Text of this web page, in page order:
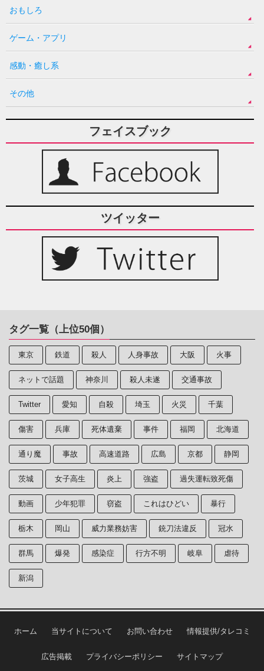
おもしろ
ゲーム・アプリ
感動・癒し系
その他
フェイスブック
ツイッター
タグ一覧（上位50個）
東京 鉄道 殺人 人身事故 大阪 火事
ネットで話題 神奈川 殺人未遂 交通事故
Twitter 愛知 自殺 埼玉 火災 千葉
傷害 兵庫 死体遺棄 事件 福岡 北海道
通り魔 事故 高速道路 広島 京都 静岡
茨城 女子高生 炎上 強盗 過失運転致死傷
動画 少年犯罪 窃盗 これはひどい 暴行
栃木 岡山 威力業務妨害 銃刀法違反 冠水
群馬 爆発 感染症 行方不明 岐阜 虐待
新潟
ホーム 当サイトについて お問い合わせ 情報提供/タレコミ
広告掲載 プライバシーポリシー サイトマップ